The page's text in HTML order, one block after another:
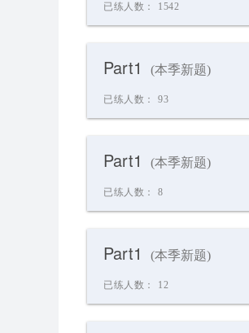
已练人数： 1542
Part1 (本季新题)
已练人数： 93
Part1 (本季新题)
已练人数： 8
Part1 (本季新题)
已练人数： 12